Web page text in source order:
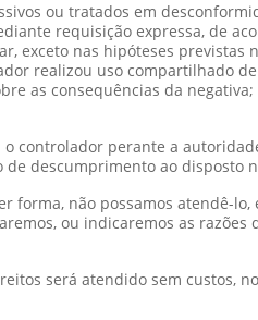
ou tratados em
requisição expressa, de
exceto nas hipóteses previstas
realizou uso compartilhado
as consequências da negativa;
controlador perante a
descumprimento ao disposto
forma, não possamos atendê-
ou indicaremos as
será atendido sem custos,